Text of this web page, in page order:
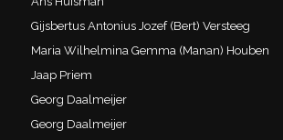
Gijsbertus Antonius Jozef (Bert) Versteeg
Maria Wilhelmina Gemma (Manan) Houben
Jaap Priem
Georg Daalmeijer
Georg Daalmeijer